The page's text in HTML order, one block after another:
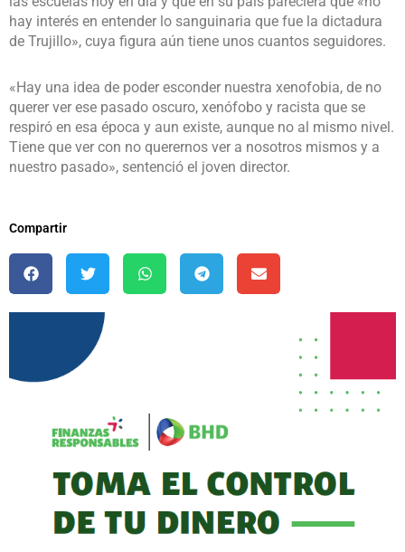
hay interés en entender lo sanguinaria que fue la dictadura
de Trujillo», cuya figura aún tiene unos cuantos seguidores.
«Hay una idea de poder esconder nuestra xenofobia, de no
querer ver ese pasado oscuro, xenófobo y racista que se
respiró en esa época y aun existe, aunque no al mismo nivel.
Tiene que ver con no querernos ver a nosotros mismos y a
nuestro pasado», sentenció el joven director.
Compartir